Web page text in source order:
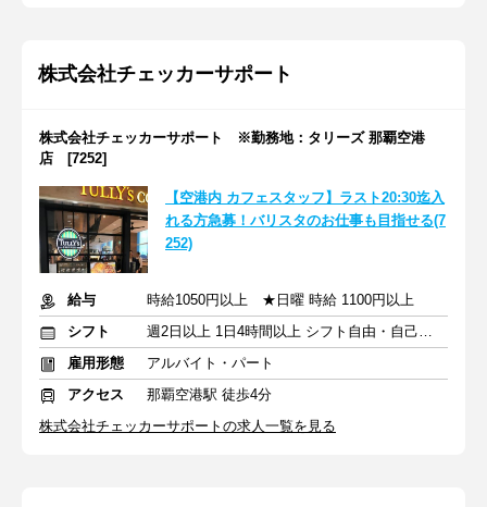
株式会社チェッカーサポート
株式会社チェッカーサポート ※勤務地：タリーズ 那覇空港
店 [7252]
【空港内 カフェスタッフ】ラスト20:30迄入
れる方急募！バリスタのお仕事も目指せる(7
252)
給与
時給1050円以上 ★日曜 時給 1100円以上
シフト
週2日以上 1日4時間以上 シフト自由・自己申告
雇用形態
アルバイト・パート
アクセス
那覇空港駅 徒歩4分
株式会社チェッカーサポートの求人一覧を見る